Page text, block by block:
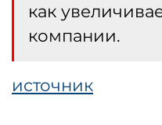
как
компании.
источник